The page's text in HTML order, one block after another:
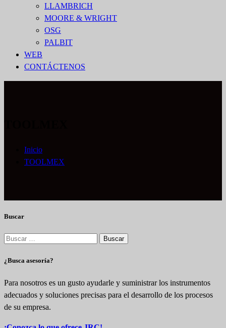
LLAMBRICH
MOORE & WRIGHT
OSG
PALBIT
WEB
CONTÁCTENOS
Inicio
TOOLMEX
Buscar
Buscar:
¿Busca asesoría?
Para nosotros es un gusto ayudarle y suministrar los instrumentos
adecuados y soluciones precisas para el desarrollo de los procesos
de su empresa.